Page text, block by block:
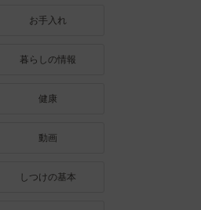
お手入れ
暮らしの情報
健康
動画
しつけの基本